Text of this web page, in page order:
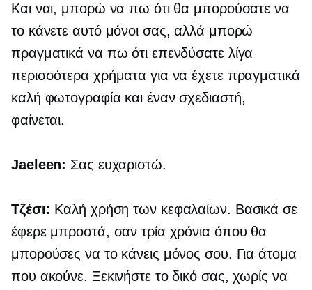
Και ναι, μπορώ να πω ότι θα μπορούσατε να
το κάνετε αυτό μόνοι σας, αλλά μπορώ
πραγματικά να πω ότι επενδύσατε λίγα
περισσότερα χρήματα για να έχετε πραγματικά
καλή φωτογραφία και έναν σχεδιαστή,
φαίνεται.
Jaeleen: Σας ευχαριστώ.
Τζέσι: Καλή χρήση των κεφαλαίων. Βασικά σε
έφερε μπροστά, σαν τρία χρόνια όπου θα
μπορούσες να το κάνεις μόνος σου. Για άτομα
που ακούνε. Ξεκινήστε το δικό σας, χωρίς να